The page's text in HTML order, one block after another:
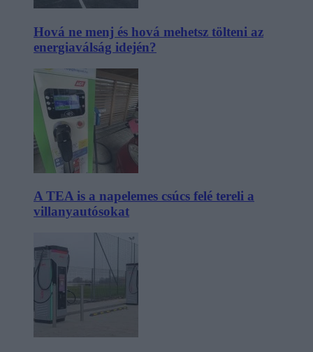
Hová ne menj és hová mehetsz tölteni az
energiaválság idején?
A TEA is a napelemes csúcs felé tereli a
villanyautósokat